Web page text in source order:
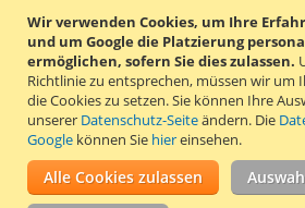
Wir verwenden Cookies, um Ihre
und um Google die Platzierung
ermöglichen, sofern Sie dies zulassen.
Richtlinie zu entsprechen, müssen wir
die Cookies zu setzen.Sie können Ihre
unserer Datenschutz-Seiteändern. Die
Google können Sie hiereinsehen.
Alle Cookies zulassen
ZUR VERGLEICHSLISTE
Wiederverwendbarer Halter für
Eigenmarke DK-11221. Der Halter ist
und kann viele Male wiederverwendet
Einzelheiten